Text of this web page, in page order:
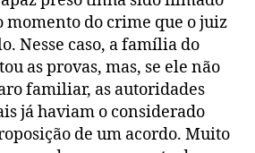
momento do crime que o juiz
Nesse caso, a família do
as provas, mas, se ele não
familiar, as autoridades
já haviam o considerado
de um acordo. Muito